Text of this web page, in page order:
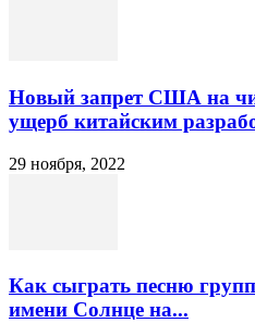
Новый запрет США на
ущерб китайским
29 ноября, 2022
Как сыграть песню
имени Солнце на...